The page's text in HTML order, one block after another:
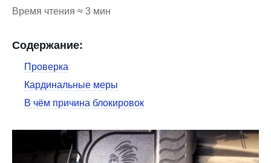
Время чтения ≈ 3 мин
Содержание:
Проверка
Кардинальные меры
В чём причина блокировок